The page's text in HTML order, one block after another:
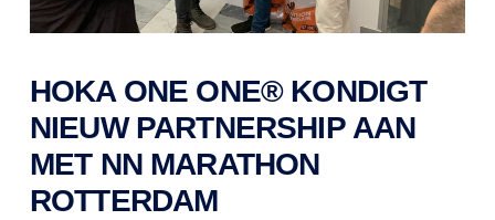
HOKA ONE ONE® KONDIGT
NIEUW PARTNERSHIP AAN
MET NN MARATHON
ROTTERDAM